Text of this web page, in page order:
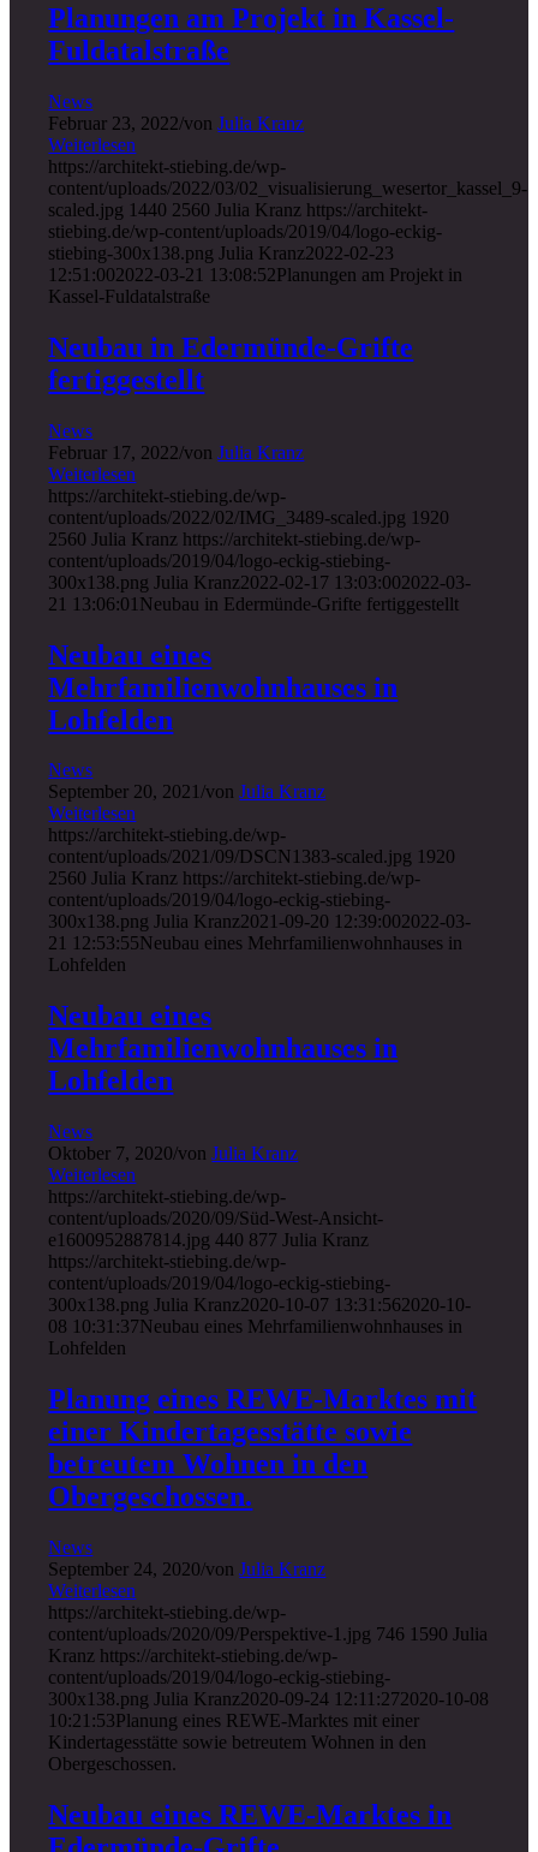
Planungen am Projekt in Kassel-
Fuldatalstraße
News
Februar 23, 2022/vonJulia Kranz
Weiterlesen
https://architekt-stiebing.de/wp-
content/uploads/2022/03/02_visualisierung_wesertor_kassel_9-
scaled.jpg 1440 2560 Julia Kranz https://architekt-
stiebing.de/wp-content/uploads/2019/04/logo-eckig-
stiebing-300x138.png Julia Kranz2022-02-23
12:51:002022-03-21 13:08:52Planungen am Projekt in
Kassel-Fuldatalstraße
Neubau in Edermünde-Grifte
fertiggestellt
News
Februar 17, 2022/vonJulia Kranz
Weiterlesen
https://architekt-stiebing.de/wp-
content/uploads/2022/02/IMG_3489-scaled.jpg 1920
2560 Julia Kranz https://architekt-stiebing.de/wp-
content/uploads/2019/04/logo-eckig-stiebing-
300x138.png Julia Kranz2022-02-17 13:03:002022-03-
21 13:06:01 Neubau in Edermünde-Grifte fertiggestellt
Neubau eines
Mehrfamilienwohnhauses in
Lohfelden
News
September 20, 2021/vonJulia Kranz
Weiterlesen
https://architekt-stiebing.de/wp-
content/uploads/2021/09/DSCN1383-scaled.jpg 1920
2560 Julia Kranz https://architekt-stiebing.de/wp-
content/uploads/2019/04/logo-eckig-stiebing-
300x138.png Julia Kranz2021-09-20 12:39:002022-03-
21 12:53:55Neubau eines Mehrfamilienwohnhauses in
Lohfelden
Neubau eines
Mehrfamilienwohnhauses in
Lohfelden
News
Oktober 7, 2020/vonJulia Kranz
Weiterlesen
https://architekt-stiebing.de/wp-
content/uploads/2020/09/Süd-West-Ansicht-
e1600952887814.jpg 440 877 Julia Kranz
https://architekt-stiebing.de/wp-
content/uploads/2019/04/logo-eckig-stiebing-
300x138.png Julia Kranz2020-10-07 13:31:562020-10-
08 10:31:37Neubau eines Mehrfamilienwohnhauses in
Lohfelden
Planung eines REWE-Marktes mit
einer Kindertagesstätte sowie
betreutem Wohnen in den
Obergeschossen.
News
September 24, 2020/vonJulia Kranz
Weiterlesen
https://architekt-stiebing.de/wp-
content/uploads/2020/09/Perspektive-1.jpg 746 1590 Julia
Kranz https://architekt-stiebing.de/wp-
content/uploads/2019/04/logo-eckig-stiebing-
300x138.png Julia Kranz2020-09-24 12:11:272020-10-08
10:21:53Planung eines REWE-Marktes mit einer
Kindertagesstätte sowie betreutem Wohnen in den
Obergeschossen.
Neubau eines REWE-Marktes in